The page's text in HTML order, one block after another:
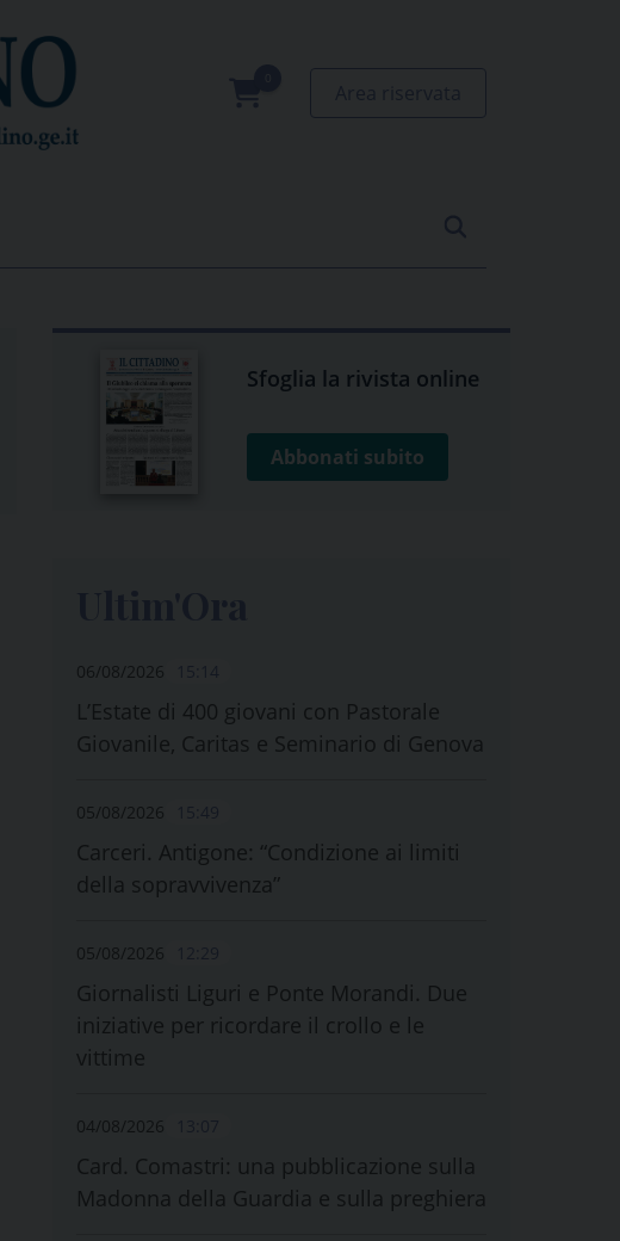
Sfoglia la rivista online
Abbonati subito
06/08/2026
L’Estate di 400 giovani con Pastorale
Giovanile, Caritas e Seminario di Genova
05/08/2026
Carceri. Antigone: “Condizione ai limiti
della sopravvivenza”
05/08/2026
Giornalisti Liguri e Ponte Morandi. Due
iniziative per ricordare il crollo e le
vittime
04/08/2026
Card. Comastri: una pubblicazione sulla
Madonna della Guardia e sulla preghiera